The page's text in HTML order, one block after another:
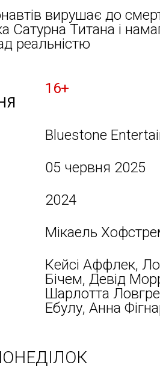
вирушає до
Сатурна Титана і
реальністю
16+
Bluestone
05 червня 2025
2024
Мікаель
Кейсі Аффлек,
Бічем, Девід
Шарлотта
Ебулу, Анна